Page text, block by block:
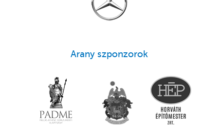
Arany szponzorok